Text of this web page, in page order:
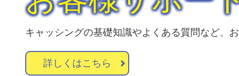
キャッシングの基礎知識やよくある質問など、
詳しくはこちら